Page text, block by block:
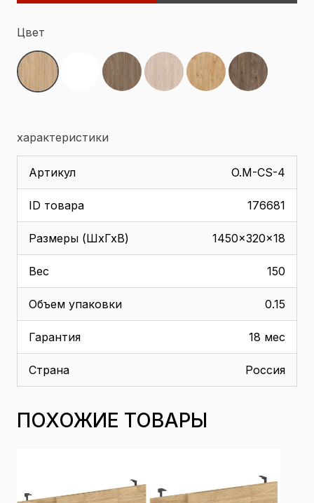
Цвет
характеристики
Артикул O.M-CS-4
ID товара 176681
Размеры (ШхГхВ) 1450x320x18
Вес 150
Объем упаковки 0.15
Гарантия 18 мес
Страна Россия
ПОХОЖИЕ ТОВАРЫ